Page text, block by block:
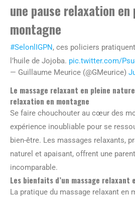
une pause relaxation en
montagne
#SelonlIGPN, ces policiers
l’huile de Jojoba. pic.twitter.com/
— Guillaume Meurice (@GMeurice)
Le massage relaxant en pleine
relaxation en montagne
Se faire chouchouter au cœur des
expérience inoubliable pour se
bien-être. Les massages relaxants,
naturel et apaisant, offrent une
incomparable.
Les bienfaits d’un massage relaxant
La pratique du massage relaxant en